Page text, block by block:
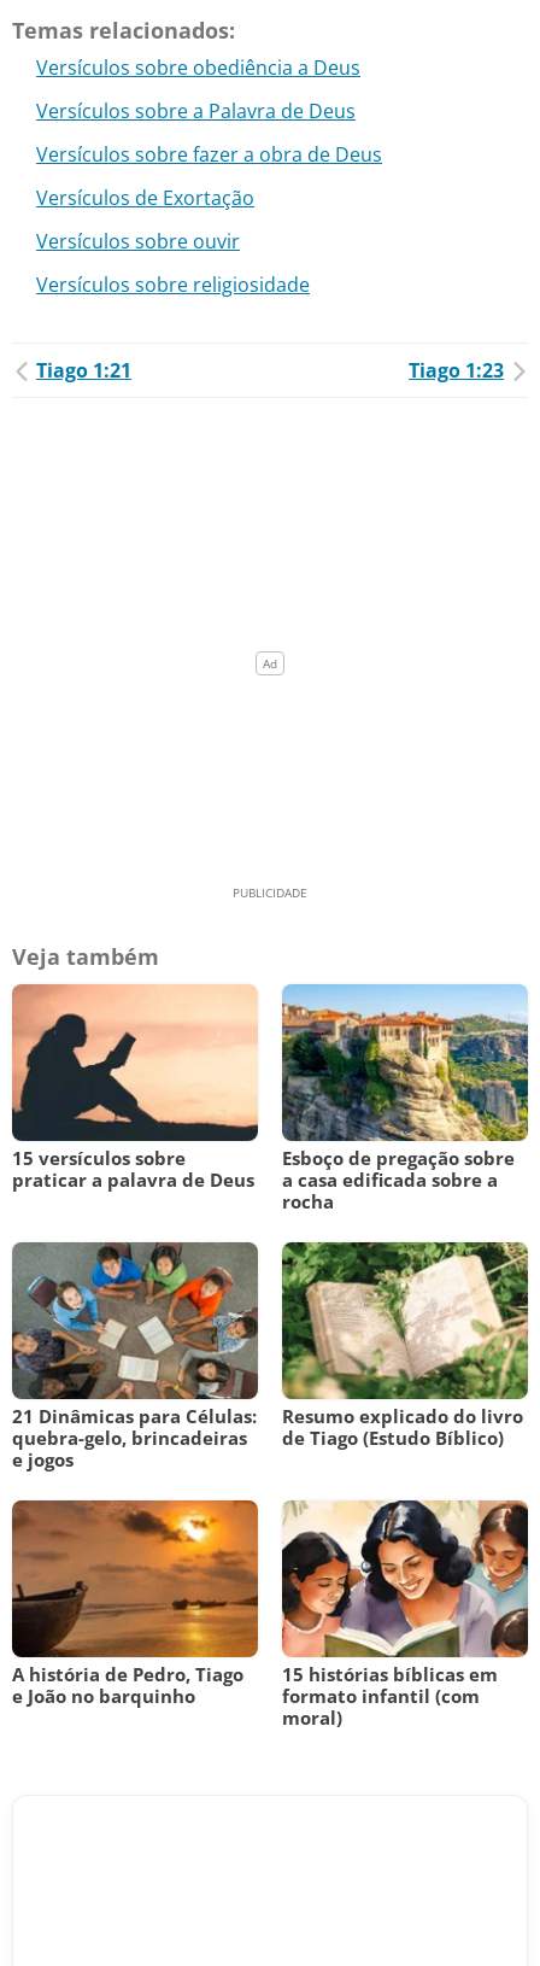
Temas relacionados:
Versículos sobre obediência a Deus
Versículos sobre a Palavra de Deus
Versículos sobre fazer a obra de Deus
Versículos de Exortação
Versículos sobre ouvir
Versículos sobre religiosidade
Tiago 1:21 Tiago 1:23
Veja também
15 versículos sobre
praticar a palavra de Deus
Esboço de pregação sobre
a casa edificada sobre a
rocha
21 Dinâmicas para Células:
quebra-gelo, brincadeiras
e jogos
Resumo explicado do livro
de Tiago (Estudo Bíblico)
A história de Pedro, Tiago
e João no barquinho
15 histórias bíblicas em
formato infantil (com
moral)